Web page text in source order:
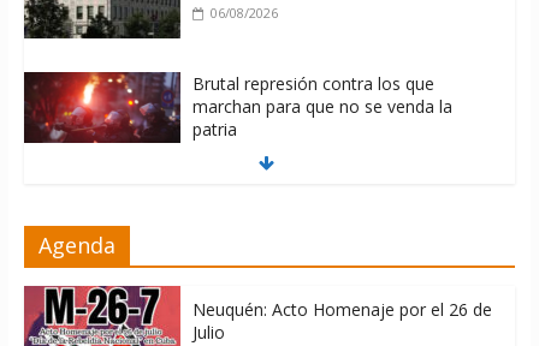
06/08/2026
Brutal represión contra los que
marchan para que no se venda la
patria
06/08/2026
06/08/2026
Agenda
Neuquén: Acto Homenaje por el 26 de
Julio